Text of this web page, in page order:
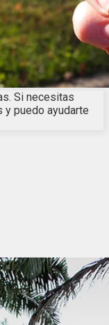
Si necesitas
y puedo ayudarte